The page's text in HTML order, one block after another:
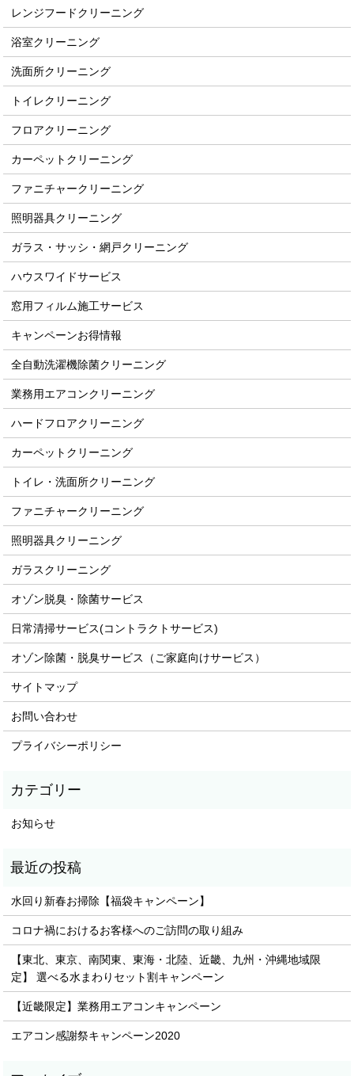
レンジフードクリーニング
浴室クリーニング
洗面所クリーニング
トイレクリーニング
フロアクリーニング
カーペットクリーニング
ファニチャークリーニング
照明器具クリーニング
ガラス・サッシ・網戸クリーニング
ハウスワイドサービス
窓用フィルム施工サービス
キャンペーンお得情報
全自動洗濯機除菌クリーニング
業務用エアコンクリーニング
ハードフロアクリーニング
カーペットクリーニング
トイレ・洗面所クリーニング
ファニチャークリーニング
照明器具クリーニング
ガラスクリーニング
オゾン脱臭・除菌サービス
日常清掃サービス(コントラクトサービス)
オゾン除菌・脱臭サービス（ご家庭向けサービス）
サイトマップ
お問い合わせ
プライバシーポリシー
お知らせ
水回り新春お掃除【福袋キャンペーン】
コロナ禍におけるお客様へのご訪問の取り組み
【東北、東京、南関東、東海・北陸、近畿、九州・沖縄地域限
定】 選べる水まわりセット割キャンペーン
【近畿限定】業務用エアコンキャンペーン
エアコン感謝祭キャンペーン2020